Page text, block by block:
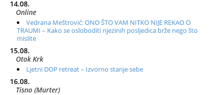
14.08.
Online
Vedrana Meštrović: ONO ŠTO VAM NITKO NIJE REKAO O
TRAUMI – Kako se osloboditi njezinih posljedica brže nego što
mislite
15.08.
Otok Krk
Ljetni DOP retreat – Izvorno stanje sebe
16.08.
Tisno (Murter)